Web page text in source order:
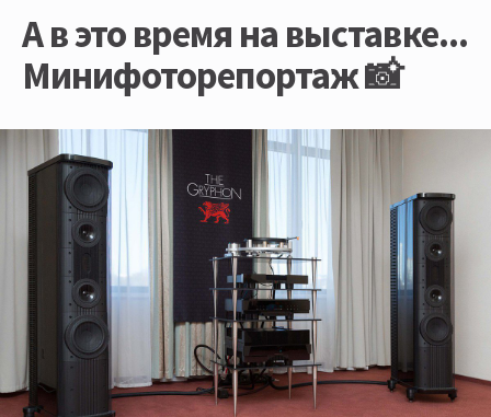
А в это время на выставке...
Минифоторепортаж 📸